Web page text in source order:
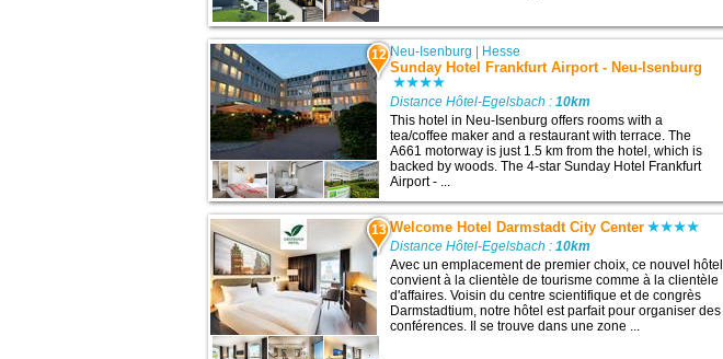
12 Neu-Isenburg | Hesse
Sunday Hotel Frankfurt Airport - Neu-Isenburg
Distance Hôtel-Egelsbach :10km
This hotel in Neu-Isenburg offers rooms with a
tea/coffee maker and a restaurant with terrace. The
A661 motorway is just 1.5 km from the hotel, which is
backed by woods. The 4-star Sunday Hotel Frankfurt
Airport - ...
13 Welcome Hotel Darmstadt City Center
Distance Hôtel-Egelsbach :10km
Avec un emplacement de premier choix, ce nouvel hôtel
convient à la clientèle de tourisme comme à la clientèle
d'affaires. Voisin du centre scientifique et de congrès
Darmstadtium, notre hôtel est parfait pour organiser des
conférences. Il se trouve dans une zone ...